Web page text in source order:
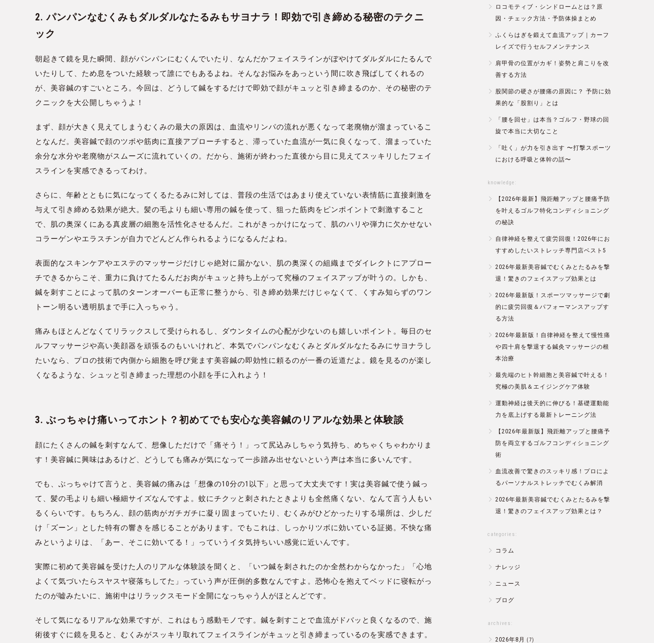
2. パンパンなむくみもダルダルなたるみもサヨナラ！即効で引き締める秘密のテクニ
ック
朝起きて鏡を見た瞬間、顔がパンパンにむくんでいたり、なんだかフェイスラインがぼやけてダルダルにたるんで
いたりして、ため息をついた経験って誰にでもあるよね。そんなお悩みをあっという間に吹き飛ばしてくれるの
が、美容鍼のすごいところ。今回は、どうして鍼をするだけで即効で顔がキュッと引き締まるのか、その秘密のテ
クニックを大公開しちゃうよ！
まず、顔が大きく見えてしまうむくみの最大の原因は、血流やリンパの流れが悪くなって老廃物が溜まっているこ
となんだ。美容鍼で顔のツボや筋肉に直接アプローチすると、滞っていた血流が一気に良くなって、溜まっていた
余分な水分や老廃物がスムーズに流れていくの。だから、施術が終わった直後から目に見えてスッキリしたフェイ
スラインを実感できるってわけ。
さらに、年齢とともに気になってくるたるみに対しては、普段の生活ではあまり使えていない表情筋に直接刺激を
与えて引き締める効果が絶大。髪の毛よりも細い専用の鍼を使って、狙った筋肉をピンポイントで刺激すること
で、肌の奥深くにある真皮層の細胞を活性化させるんだ。これがきっかけになって、肌のハリや弾力に欠かせない
コラーゲンやエラスチンが自力でどんどん作られるようになるんだよね。
表面的なスキンケアやエステのマッサージだけじゃ絶対に届かない、肌の奥深くの組織までダイレクトにアプロー
チできるからこそ、重力に負けてたるんだお肉がキュッと持ち上がって究極のフェイスアップが叶うの。しかも、
鍼を刺すことによって肌のターンオーバーも正常に整うから、引き締め効果だけじゃなくて、くすみ知らずのワン
トーン明るい透明肌まで手に入っちゃう。
痛みもほとんどなくてリラックスして受けられるし、ダウンタイムの心配が少ないのも嬉しいポイント。毎日のセ
ルフマッサージや高い美顔器を頑張るのもいいけれど、本気でパンパンなむくみとダルダルなたるみにサヨナラし
たいなら、プロの技術で内側から細胞を呼び覚ます美容鍼の即効性に頼るのが一番の近道だよ。鏡を見るのが楽し
くなるような、シュッと引き締まった理想の小顔を手に入れよう！
3. ぶっちゃけ痛いってホント？初めてでも安心な美容鍼のリアルな効果と体験談
顔にたくさんの鍼を刺すなんて、想像しただけで「痛そう！」って尻込みしちゃう気持ち、めちゃくちゃわかりま
す！美容鍼に興味はあるけど、どうしても痛みが気になって一歩踏み出せないという声は本当に多いんです。
でも、ぶっちゃけて言うと、美容鍼の痛みは「想像の10分の1以下」と思って大丈夫です！実は美容鍼で使う鍼っ
て、髪の毛よりも細い極細サイズなんですよ。蚊にチクッと刺されたときよりも全然痛くない、なんて言う人もい
るくらいです。もちろん、顔の筋肉がガチガチに凝り固まっていたり、むくみがひどかったりする場所は、少しだ
け「ズーン」とした特有の響きを感じることがあります。でもこれは、しっかりツボに効いている証拠。不快な痛
みというよりは、「あー、そこに効いてる！」っていうイタ気持ちいい感覚に近いんです。
実際に初めて美容鍼を受けた人のリアルな体験談を聞くと、「いつ鍼を刺されたのか全然わからなかった」「心地
よくて気づいたらスヤスヤ寝落ちしてた」っていう声が圧倒的多数なんですよ。恐怖心を抱えてベッドに寝転がっ
たのが嘘みたいに、施術中はリラックスモード全開になっちゃう人がほとんどです。
そして気になるリアルな効果ですが、これはもう感動モノです。鍼を刺すことで血流がドバッと良くなるので、施
術後すぐに鏡を見ると、むくみがスッキリ取れてフェイスラインがキュッと引き締まっているのを実感できます。
ロコモティブ・シンドロームとは？原
因・チェック方法・予防体操まとめ
ふくらはぎを鍛えて血流アップ｜カーフ
レイズで行うセルフメンテナンス
肩甲骨の位置がカギ！姿勢と肩こりを改
善する方法
股関節の硬さが腰痛の原因に？ 予防に効
果的な「股割り」とは
「腰を回せ」は本当？ゴルフ・野球の回
旋で本当に大切なこと
「吐く」が力を引き出す 〜打撃スポーツ
における呼吸と体幹の話〜
knowledge:
【2026年最新】飛距離アップと腰痛予防
を叶えるゴルフ特化コンディショニング
の秘訣
自律神経を整えて疲労回復！2026年にお
すすめしたいストレッチ専門店ベスト5
2026年最新美容鍼でむくみとたるみを撃
退！驚きのフェイスアップ効果とは
2026年最新版！スポーツマッサージで劇
的に疲労回復＆パフォーマンスアップす
る方法
2026年最新版！自律神経を整えて慢性痛
や四十肩を撃退する鍼灸マッサージの根
本治療
最先端のヒト幹細胞と美容鍼で叶える！
究極の美肌＆エイジングケア体験
運動神経は後天的に伸びる！基礎運動能
力を底上げする最新トレーニング法
【2026年最新版】飛距離アップと腰痛予
防を両立するゴルフコンディショニング
術
血流改善で驚きのスッキリ感！プロによ
るパーソナルストレッチでむくみ解消
2026年最新美容鍼でむくみとたるみを撃
退！驚きのフェイスアップ効果とは？
categories:
コラム
ナレッジ
ニュース
ブログ
archives:
2026年8月 (7)